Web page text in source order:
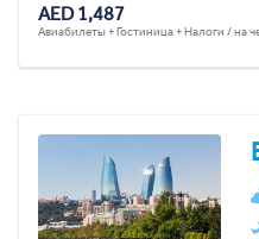
AED 1,487
Авиабилеты + Гостиница + Налоги / на